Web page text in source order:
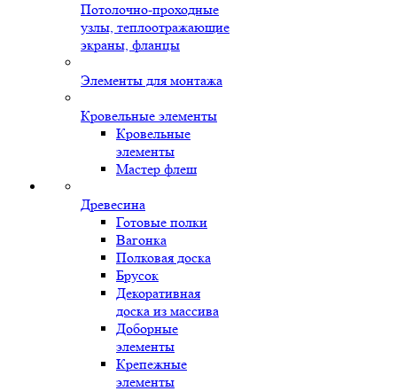
Потолочно-проходные
узлы, теплоотражающие
экраны, фланцы
Элементы для монтажа
Кровельные элементы
Кровельные
элементы
Мастер флеш
Древесина
Готовые полки
Вагонка
Полковая доска
Брусок
Декоративная
доска из массива
Доборные
элементы
Крепежные
элементы